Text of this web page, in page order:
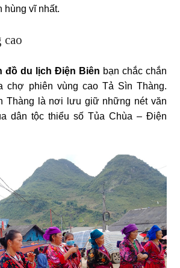
hùng vĩ nhất.
cao
đồ du lịch Điện Biên bạn chắc chắn
chợ phiên vùng cao Tả Sìn Thàng.
Thàng là nơi lưu giữ những nét văn
dân tộc thiểu số Tủa Chùa – Điện